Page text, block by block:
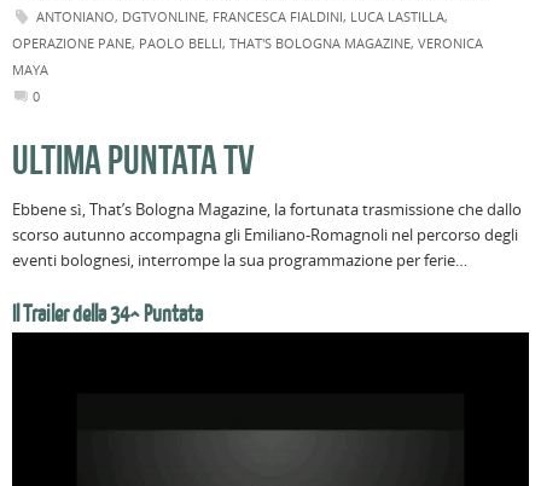
ANTONIANO, DGTVONLINE, FRANCESCA FIALDINI, LUCA LASTILLA,
OPERAZIONE PANE, PAOLO BELLI, THAT'S BOLOGNA MAGAZINE, VERONICA
MAYA
0
ULTIMA PUNTATA TV
Ebbene sì, That’s Bologna Magazine, la fortunata trasmissione che dallo
scorso autunno accompagna gli Emiliano-Romagnoli nel percorso degli
eventi bolognesi, interrompe la sua programmazione per ferie…
Il Trailer della 34^ Puntata